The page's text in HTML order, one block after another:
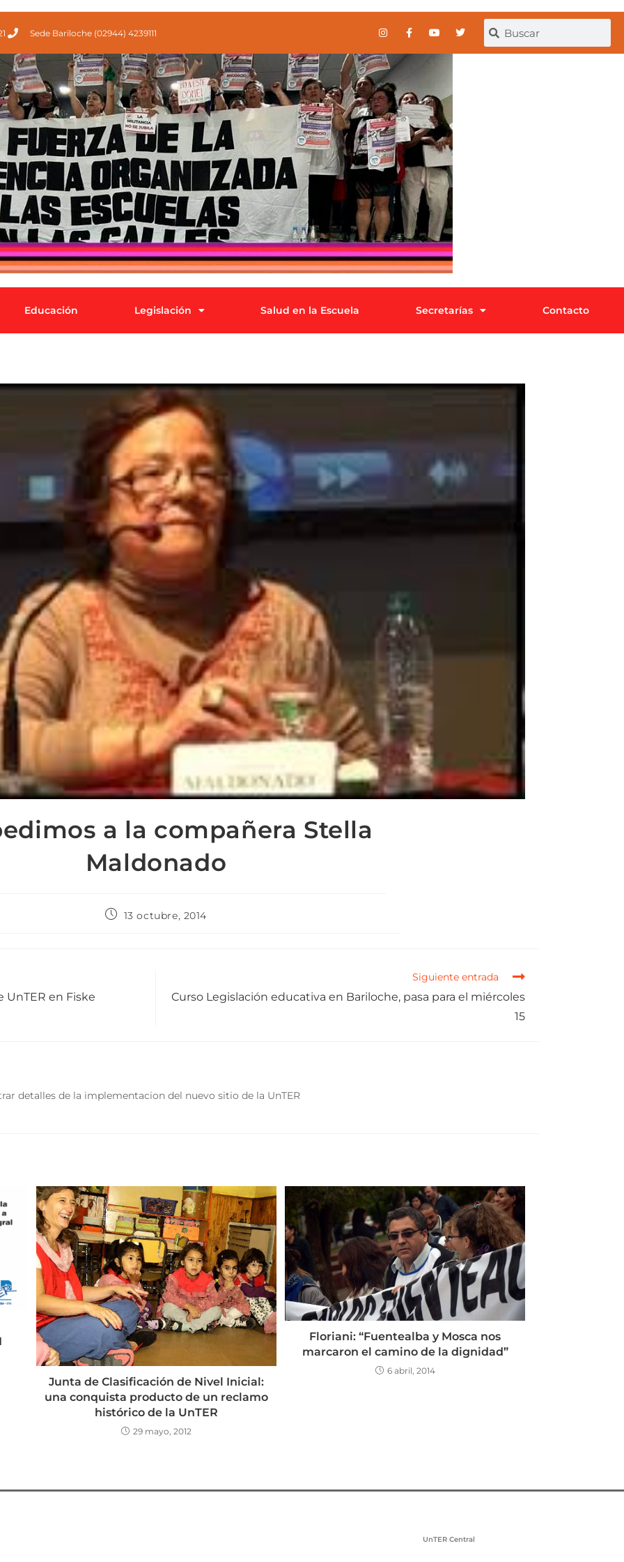
Sede Bariloche (02944) 4239111
Educación Legislación Salud en la Escuela Secretarías Contacto
a la compañera Stella
Maldonado
13 octubre, 2014
UnTER en Fiske
Siguiente entrada
Curso Legislación educativa en Bariloche, pasa para el miércoles
15
detalles de la implementacion del nuevo sitio de la UnTER
Junta de Clasificación de Nivel Inicial:
una conquista producto de un reclamo
histórico de la UnTER
29 mayo, 2012
Floriani: “Fuentealba y Mosca nos
marcaron el camino de la dignidad”
6 abril, 2014
UnTER Central